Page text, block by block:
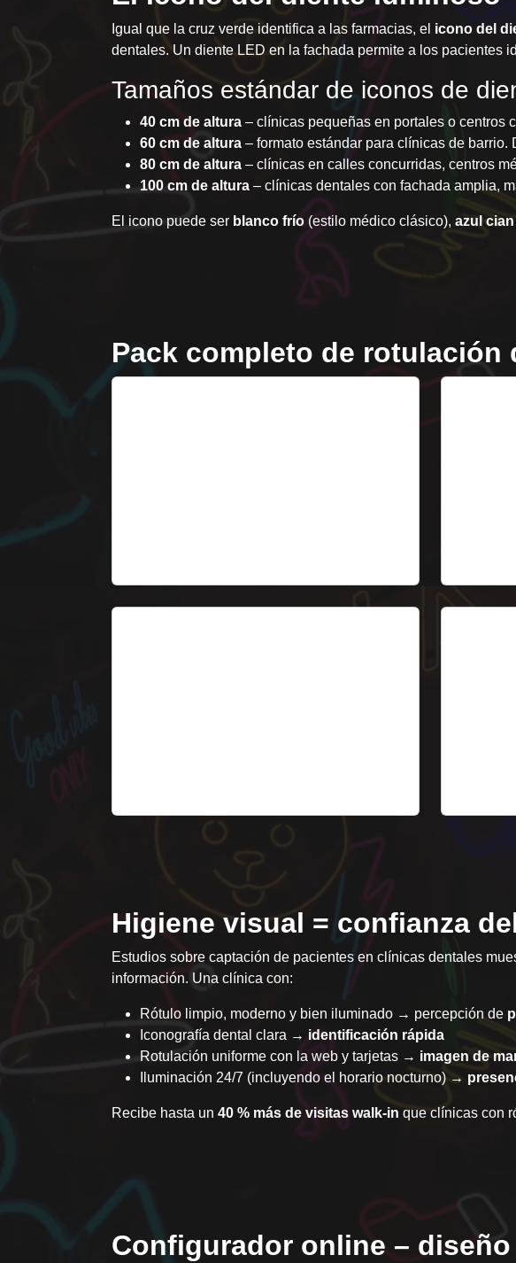
Igual que la cruz verde identifica a las farmacias, el icono del
dentales. Un diente LED en la fachada permite a los pacientes
Tamaños estándar de iconos de
40 cm de altura – clínicas pequeñas en portales o centros
60 cm de altura – formato estándar para clínicas de barrio.
80 cm de altura – clínicas en calles concurridas, centros
100 cm de altura – clínicas dentales con fachada amplia,
El icono puede ser blanco frío (estilo médico clásico), azul cian
Pack completo de rotulación
Higiene visual = confianza
Estudios sobre captación de pacientes en clínicas dentales
información. Una clínica con:
Rótulo limpio, moderno y bien iluminado → percepción de
Iconografía dental clara → identificación rápida
Rotulación uniforme con la web y tarjetas → imagen de
Iluminación 24/7 (incluyendo el horario nocturno) →
Recibe hasta un 40 % más de visitas walk-in que clínicas con
Configurador online –